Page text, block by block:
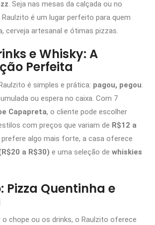
. Seja nas mesas da calçada ou no
é um lugar perfeito para quem
cerveja artesanal e ótimas pizzas.
e Whisky: A
Perfeita
é simples e prática: pagou, pegou.
ou espera no caixa. Com 7
Capapreta, o cliente pode escolher
com preços que variam de R$12 a
prefere algo mais forte, a casa oferece
a R$30) e uma seleção de whiskies
Pizza Quentinha e
o chope ou os drinks, o Raulzito oferece